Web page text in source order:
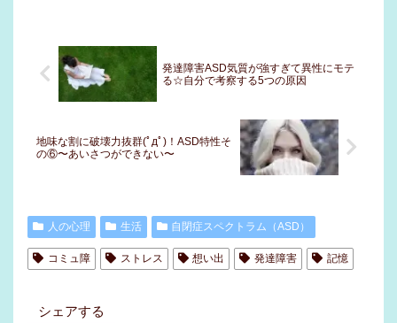
発達障害ASD気質が強すぎて異性にモテ
る☆自分で考察する5つの原因
地味な割に破壊力抜群(ﾟдﾟ)！ASD特性そ
の⑥〜あいさつができない〜
人の心理 生活 自閉症スペクトラム（ASD）
コミュ障 ストレス 想い出 発達障害 記憶
シェアする